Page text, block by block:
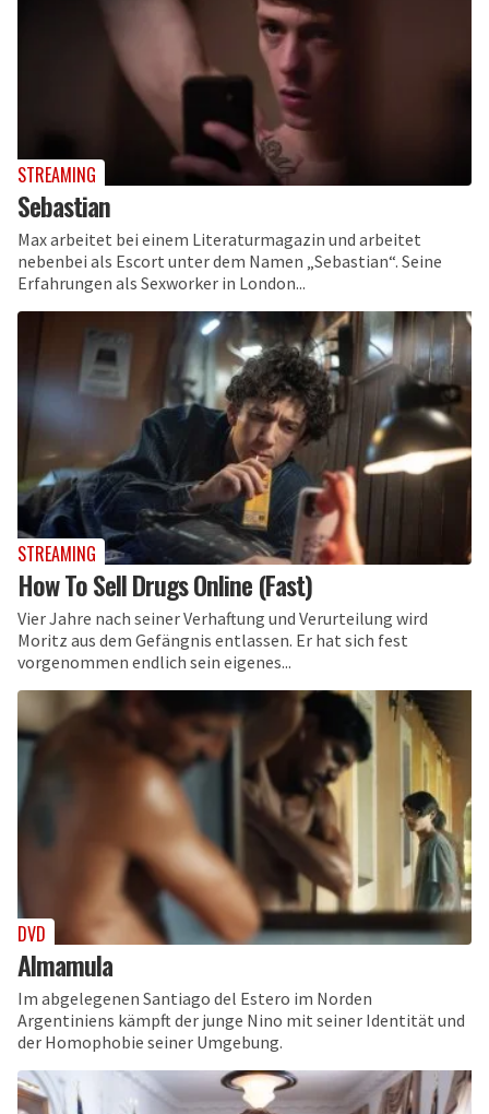
STREAMING
Sebastian
Max arbeitet bei einem Literaturmagazin und arbeitet
nebenbei als Escort unter dem Namen „Sebastian“. Seine
Erfahrungen als Sexworker in London...
STREAMING
How To Sell Drugs Online (Fast)
Vier Jahre nach seiner Verhaftung und Verurteilung wird
Moritz aus dem Gefängnis entlassen. Er hat sich fest
vorgenommen endlich sein eigenes...
DVD
Almamula
Im abgelegenen Santiago del Estero im Norden
Argentiniens kämpft der junge Nino mit seiner Identität und
der Homophobie seiner Umgebung.